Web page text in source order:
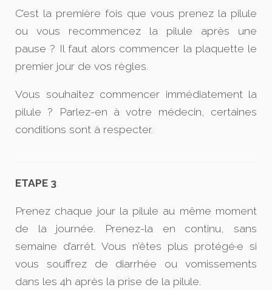
C’est la première fois que vous prenez la pilule
ou vous recommencez la pilule après une
pause ? Il faut alors commencer la plaquette le
premier jour de vos règles.
Vous souhaitez commencer immédiatement la
pilule ? Parlez-en à votre médecin, certaines
conditions sont à respecter.
ETAPE 3
Prenez chaque jour la pilule au même moment
de la journée. Prenez-la en continu, sans
semaine d’arrêt. Vous n’êtes plus protégé·e si
vous souffrez de diarrhée ou vomissements
dans les 4h après la prise de la pilule.